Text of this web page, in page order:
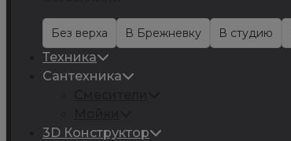
Без верха В Брежневку В студию
Техника
Сантехника
3D Конструктор